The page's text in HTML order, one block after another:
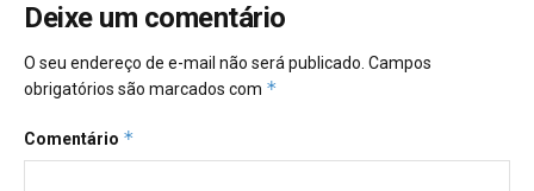
Deixe um comentário
O seu endereço de e-mail não será publicado. Campos
obrigatórios são marcados com *
Comentário *